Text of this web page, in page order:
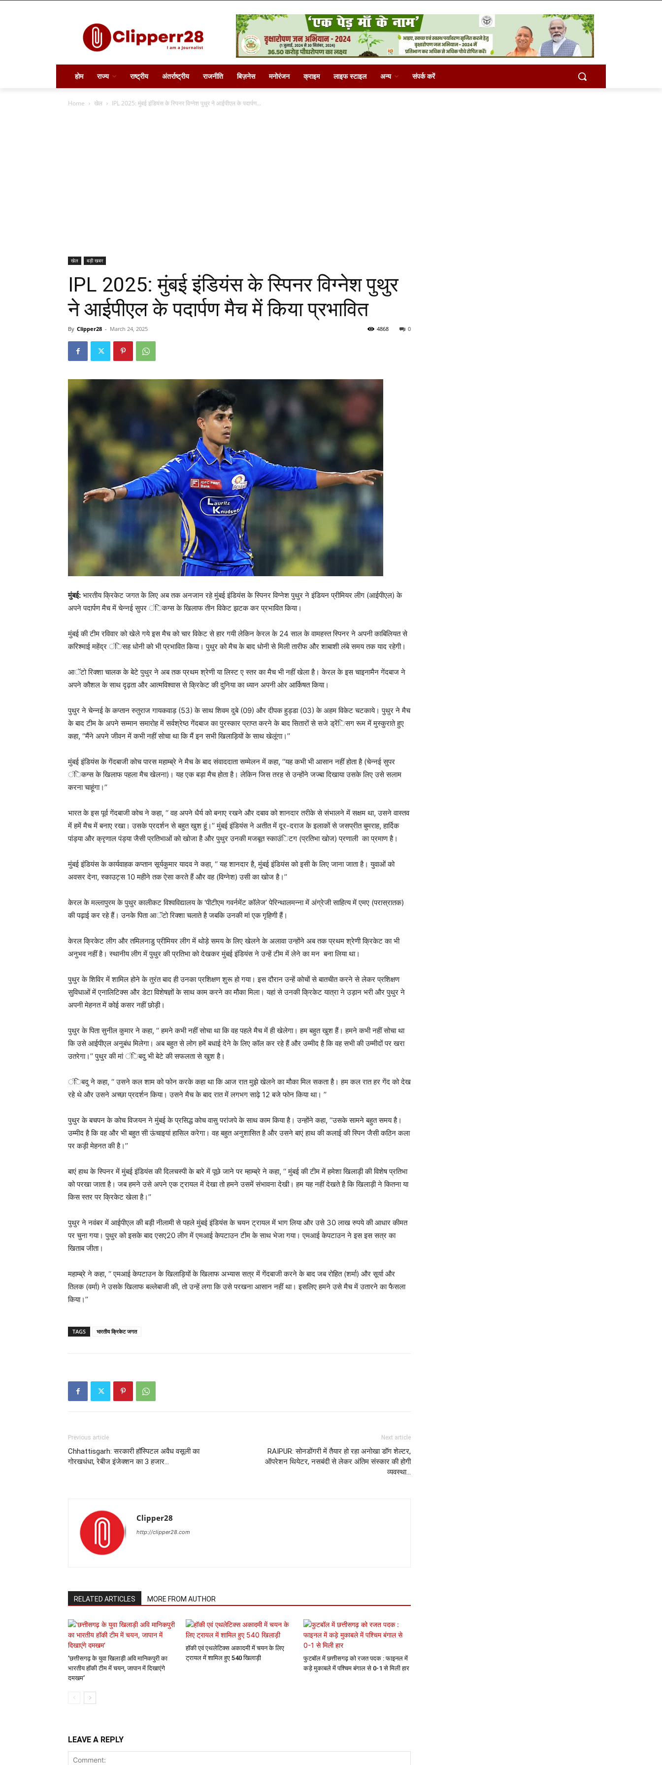
होम राज्य राष्ट्रीय अंतर्राष्ट्रीय राजनीति बिज़नेस मनोरंजन क्राइम लाइफ स्टाइल अन्य संपर्क करें
Home खेल IPL 2025: मुंबई इंडियंस के स्पिनर विग्नेश पुथुर ने आईपीएल के पदार्पण...
खेल बड़ी खबर
IPL 2025: मुंबई इंडियंस के स्पिनर विग्नेश पुथुर
ने आईपीएल के पदार्पण मैच में किया प्रभावित
By Clipper28 - March 24, 2025 0
4868
मुंबई: भारतीय क्रिकेट जगत के लिए अब तक अनजान रहे मुंबई इंडियंस के स्पिनर विग्नेश पुथुर ने इंडियन प्रीमियर लीग (आईपीएल) के
अपने पदार्पण मैच में चेन्नई सुपर ंिकग्स के खिलाफ तीन विकेट झटक कर प्रभावित किया।
मुंबई की टीम रविवार को खेले गये इस मैच को चार विकेट से हार गयी लेकिन केरल के 24 साल के वामहस्त स्पिनर ने अपनी काबिलियत से
करिश्माई महेंद्र ंिसह धोनी को भी प्रभावित किया। पुथुर को मैच के बाद धोनी से मिली तारीफ और शाबाशी लंबे समय तक याद रहेगी।
आॅटो रिक्शा चालक के बेटे पुथुर ने अब तक प्रथम श्रेणी या लिस्ट ए स्तर का मैच भी नहीं खेला है। केरल के इस चाइनामैन गेंदबाज ने
अपने कौशल के साथ दृढ़ता और आत्मविश्वास से क्रिकेट की दुनिया का ध्यान अपनी ओर आर्किषत किया।
पुथुर ने चेन्नई के कप्तान रुतुराज गायकवाड़ (53) के साथ शिवम दुबे (09) और दीपक हुड्डा (03) के अहम विकेट चटकाये। पुथुर ने मैच
के बाद टीम के अपने सम्मान समारोह में सर्वश्रेष्ठ गेंदबाज का पुरस्कार प्राप्त करने के बाद सितारों से सजे ड्रेंिसग रूम में मुस्कुराते हुए
कहा, ‘‘मैंने अपने जीवन में कभी नहीं सोचा था कि मैं इन सभी खिलाड़ियों के साथ खेलूंगा।’’
मुंबई इंडियंस के गेंदबाजी कोच पारस महाम्ब्रे ने मैच के बाद संवाददाता सम्मेलन में कहा, ‘‘यह कभी भी आसान नहीं होता है (चेन्नई सुपर
ंिकग्स के खिलाफ पहला मैच खेलना)। यह एक बड़ा मैच होता है। लेकिन जिस तरह से उन्होंने जज्बा दिखाया उसके लिए उसे सलाम
करना चाहूंगा।’’
भारत के इस पूर्व गेंदबाजी कोच ने कहा, ‘‘ वह अपने धैर्य को बनाए रखने और दबाव को शानदार तरीके से संभालने में सक्षम था, उसने वास्तव
में हमें मैच में बनाए रखा। उसके प्रदर्शन से बहुत खुश हूं।’’ मुंबई इंडियंस ने अतीत में दूर-दराज के इलाकों से जसप्रीत बुमराह, हार्दिक
पांड्या और क्रृणाल पंड्या जैसी प्रतिभाओं को खोजा है और पुथुर उनकी मजबूत स्काउंिटग (प्रतिभा खोज) प्रणाली का प्रमाण है।
मुंबई इंडियंस के कार्यवाहक कप्तान सूर्यकुमार यादव ने कहा, ‘‘ यह शानदार है, मुंबई इंडियंस को इसी के लिए जाना जाता है। युवाओं को
अवसर देना, स्काउट्स 10 महीने तक ऐसा करते हैं और वह (विग्नेश) उसी का खोज है।’’
केरल के मल्लापुरम के पुथुर कालीकट विश्वविद्यालय के ‘पीटीएम गवर्नमेंट कॉलेज’ पेरिन्थालमन्ना में अंग्रेजी साहित्य में एमए (परास्रातक)
की पढ़ाई कर रहे हैं। उनके पिता आॅटो रिक्शा चलाते है जबकि उनकी मां एक गृहिणी हैं।
केरल क्रिकेट लीग और तमिलनाडु प्रीमियर लीग में थोड़े समय के लिए खेलने के अलावा उन्होंने अब तक प्रथम श्रेणी क्रिकेट का भी
अनुभव नहीं है। स्थानीय लीग में पुथुर की प्रतिभा को देखकर मुंबई इंडियंस ने उन्हें टीम में लेने का मन बना लिया था।
पुथुर के शिविर में शामिल होने के तुरंत बाद ही उनका प्रशिक्षण शुरू हो गया। इस दौरान उन्हें कोचों से बातचीत करने से लेकर प्रशिक्षण
सुविधाओं में एनालिटिक्स और डेटा विशेषज्ञों के साथ काम करने का मौका मिला। यहां से उनकी क्रिकेट यात्रा ने उड़ान भरी और पुथुर ने
अपनी मेहनत में कोई कसर नहीं छोड़ी।
पुथुर के पिता सुनील कुमार ने कहा, ‘‘ हमने कभी नहीं सोचा था कि वह पहले मैच में ही खेलेगा। हम बहुत खुश हैं। हमने कभी नहीं सोचा था
कि उसे आईपीएल अनुबंध मिलेगा। अब बहुत से लोग हमें बधाई देने के लिए कॉल कर रहे हैं और उम्मीद है कि वह सभी की उम्मीदों पर खरा
उतरेगा।’’ पुथुर की मां ंिबदु भी बेटे की सफलता से खुश है।
ंिबदु ने कहा, ‘‘ उसने कल शाम को फोन करके कहा था कि आज रात मुझे खेलने का मौका मिल सकता है। हम कल रात हर गेंद को देख
रहे थे और उसने अच्छा प्रदर्शन किया। उसने मैच के बाद रात में लगभग साढ़े 12 बजे फोन किया था। ’’
पुथुर के बचपन के कोच विजयन ने मुंबई के प्रसिद्ध कोच वासु परांजपे के साथ काम किया है। उन्होंने कहा, ‘‘उसके सामने बहुत समय है।
उम्मीद है कि वह और भी बहुत सी ऊंचाइयां हासिल करेगा। वह बहुत अनुशासित है और उसने बाएं हाथ की कलाई की स्पिन जैसी कठिन कला
पर कड़ी मेहनत की है।’’
बाएं हाथ के स्पिनर में मुंबई इंडियंस की दिलचस्पी के बारे में पूछे जाने पर म्हाम्ब्रे ने कहा, ‘‘ मुंबई की टीम में हमेशा खिलाड़ी की विशेष प्रतिभा
को परखा जाता है। जब हमने उसे अपने एक ट्रायल में देखा तो हमने उसमें संभावना देखी। हम यह नहीं देखते है कि खिलाड़ी ने कितना या
किस स्तर पर क्रिकेट खेला है।’’
पुथुर ने नवंबर में आईपीएल की बड़ी नीलामी से पहले मुंबई इंडियंस के चयन ट्रायल में भाग लिया और उसे 30 लाख रुपये की आधार कीमत
पर चुना गया। पुथुर को इसके बाद एसए20 लीग में एमआई केपटाउन टीम के साथ भेजा गया। एमआई केपटाउन ने इस इस सत्र का
खिताब जीता।
महाम्ब्रे ने कहा, ‘‘ एमआई केपटाउन के खिलाड़ियों के खिलाफ अभ्यास सत्र में गेंदबाजी करने के बाद जब रोहित (शर्मा) और सूर्या और
तिलक (वर्मा) ने उसके खिलाफ बल्लेबाजी की, तो उन्हें लगा कि उसे परखना आसान नहीं था। इसलिए हमने उसे मैच में उतारने का फैसला
किया।’’
TAGS भारतीय क्रिकेट जगत
Previous article
Chhattisgarh: सरकारी हॉस्पिटल अवैध वसूली का
गोरखधंधा, रेबीज इंजेक्शन का 3 हजार…
Next article
RAIPUR: सोनडोंगरी में तैयार हो रहा अनोखा डॉग शेल्टर,
ऑपरेशन थियेटर, नसबंदी से लेकर अंतिम संस्कार की होगी
व्यवस्था…
Clipper28
http://clipper28.com
RELATED ARTICLES MORE FROM AUTHOR
’छत्तीसगढ़ के युवा खिलाड़ी अवि मानिकपुरी का
भारतीय हॉकी टीम में चयन, जापान में दिखाएंगे
दमखम’
हॉकी एवं एथलेटिक्स अकादमी में चयन के लिए
ट्रायल में शामिल हुए 540 खिलाड़ी
फुटबॉल में छत्तीसगढ़ को रजत पदक : फाइनल में
कड़े मुकाबले में पश्चिम बंगाल से 0-1 से मिली हार
LEAVE A REPLY